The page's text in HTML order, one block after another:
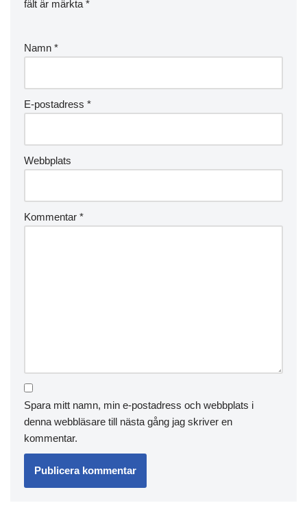
fält är märkta *
Namn *
E-postadress *
Webbplats
Kommentar *
Spara mitt namn, min e-postadress och webbplats i
denna webbläsare till nästa gång jag skriver en
kommentar.